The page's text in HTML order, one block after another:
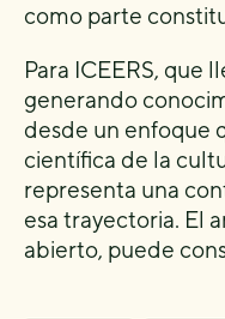
como parte
Para ICEERS, que
generando
desde un enfoque
científica de la
representa una
esa trayectoria. El
abierto, puede